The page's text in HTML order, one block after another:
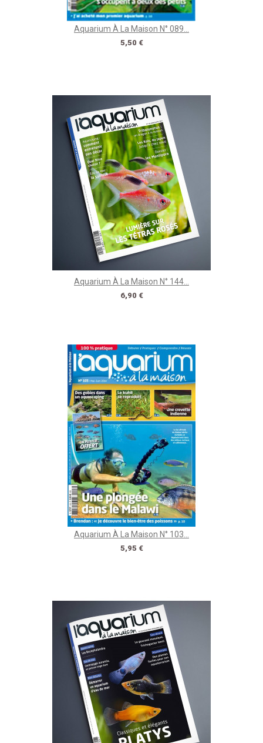
Aquarium À La Maison N° 089...
Prix
5,50 €
Aquarium À La Maison N° 144...
Prix
6,90 €
Aquarium À La Maison N° 103...
Prix
5,95 €